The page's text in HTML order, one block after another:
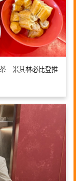
茶 米其林必比登推